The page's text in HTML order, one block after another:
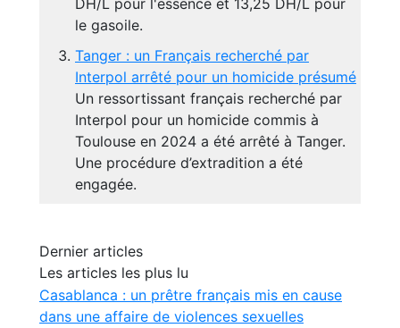
DH/L pour l'essence et 13,25 DH/L pour
le gasoile.
Tanger : un Français recherché par
Interpol arrêté pour un homicide présumé
Un ressortissant français recherché par
Interpol pour un homicide commis à
Toulouse en 2024 a été arrêté à Tanger.
Une procédure d’extradition a été
engagée.
Dernier articles
Les articles les plus lu
Casablanca : un prêtre français mis en cause
dans une affaire de violences sexuelles